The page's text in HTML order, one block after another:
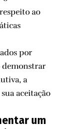
ao
por
demonstrar
a
aceitação
um